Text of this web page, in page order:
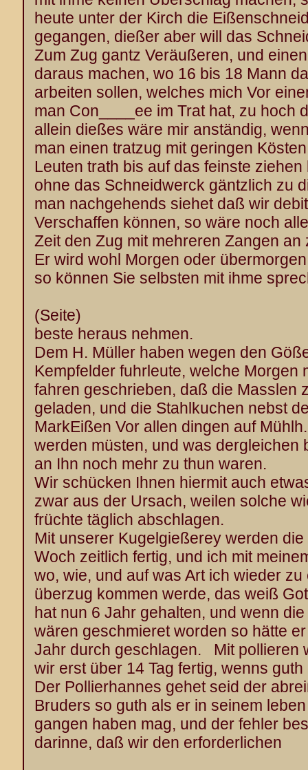
heute unter der Kirch die
gegangen, dießer aber will das
Zum Zug gantz Veräußeren, und
daraus machen, wo 16 bis 18 Mann
arbeiten sollen, welches mich Vor
man Con____ee im Trat hat, zu hoch
allein dießes wäre mir anständig,
man einen tratzug mit geringen
Leuten trath bis auf das feinste ziehen
ohne das Schneidwerck gäntzlich zu
man nachgehends siehet daß wir
Verschaffen können, so wäre noch
Zeit den Zug mit mehreren Zangen an
Er wird wohl Morgen oder
so können Sie selbsten mit ihme
(Seite)
beste heraus nehmen.
Dem H. Müller haben wegen den
Kempfelder fuhrleute, welche Morgen
fahren geschrieben, daß die Masslen
geladen, und die Stahlkuchen nebst
MarkEißen Vor allen dingen auf
werden müsten, und was dergleichen
an Ihn noch mehr zu thun waren.
Wir schücken Ihnen hiermit auch
zwar aus der Ursach, weilen solche
früchte täglich abschlagen.
Mit unserer Kugelgießerey werden
Woch zeitlich fertig, und ich mit
wo, wie, und auf was Art ich wieder
überzug kommen werde, das weiß
hat nun 6 Jahr gehalten, und wenn
wären geschmieret worden so hätte
Jahr durch geschlagen. Mit pollieren
wir erst über 14 Tag fertig, wenns guth
Der Pollierhannes gehet seid der
Bruders so guth als er in seinem
gangen haben mag, und der fehler
darinne, daß wir den erforderlichen